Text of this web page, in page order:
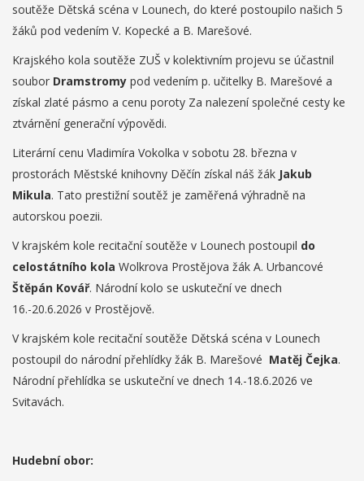
soutěže Dětská scéna v Lounech, do které postoupilo našich 5
žáků pod vedením V. Kopecké a B. Marešové.
Krajského kola soutěže ZUŠ v kolektivním projevu se účastnil
soubor Dramstromy pod vedením p. učitelky B. Marešové a
získal zlaté pásmo a cenu poroty Za nalezení společné cesty ke
ztvárnění generační výpovědi.
Literární cenu Vladimíra Vokolka v sobotu 28. března v
prostorách Městské knihovny Děčín získal náš žák Jakub
Mikula. Tato prestižní soutěž je zaměřená výhradně na
autorskou poezii.
V krajském kole recitační soutěže v Lounech postoupil do
celostátního kola Wolkrova Prostějova žák A. Urbancové
Štěpán Kovář. Národní kolo se uskuteční ve dnech
16.-20.6.2026 v Prostějově.
V krajském kole recitační soutěže Dětská scéna v Lounech
postoupil do národní přehlídky žák B. Marešové Matěj Čejka.
Národní přehlídka se uskuteční ve dnech 14.-18.6.2026 ve
Svitavách.
Hudební obor: